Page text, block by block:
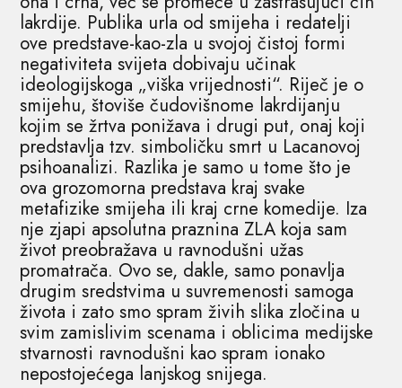
lakrdije. Publika urla od smijeha i redatelji
ove predstave-kao-zla u svojoj čistoj formi
negativiteta svijeta dobivaju učinak
ideologijskoga „viška vrijednosti“. Riječ je o
smijehu, štoviše čudovišnome lakrdijanju
kojim se žrtva ponižava i drugi put, onaj koji
predstavlja tzv. simboličku smrt u Lacanovoj
psihoanalizi. Razlika je samo u tome što je
ova grozomorna predstava kraj svake
metafizike smijeha ili kraj crne komedije. Iza
nje zjapi apsolutna praznina ZLA koja sam
život preobražava u ravnodušni užas
promatrača. Ovo se, dakle, samo ponavlja
drugim sredstvima u suvremenosti samoga
života i zato smo spram živih slika zločina u
svim zamislivim scenama i oblicima medijske
stvarnosti ravnodušni kao spram ionako
nepostojećega lanjskog snijega.